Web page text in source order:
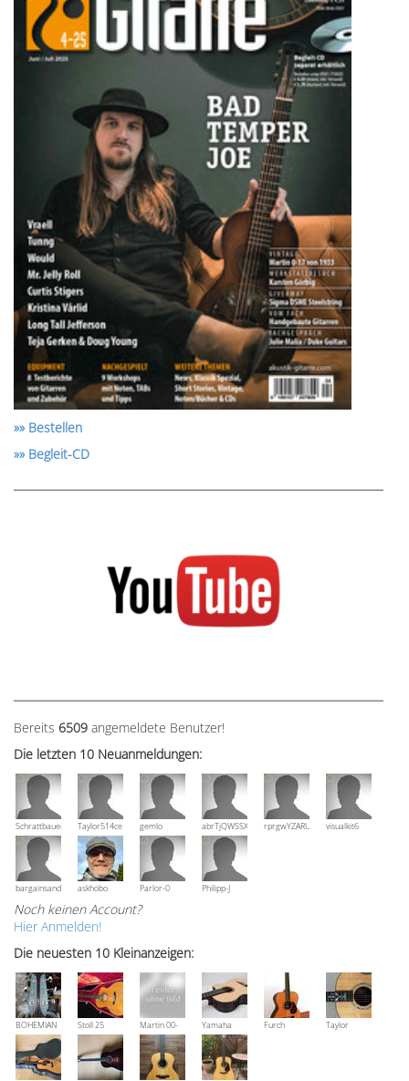
»» Bestellen
»» Begleit-CD
Bereits 6509 angemeldete Benutzer!
Die letzten 10 Neuanmeldungen:
Schrattbauer Taylor514ce gemlo abrTjQWSSXuVznPolErprgwYZARUTZQyCWESpD
visualkit6
bargainsandmoreaskhobo Parlor-0 Philipp-J
Noch keinen Account?
Hier Anmelden!
Die neuesten 10 Kleinanzeigen:
BOHEMIAN
Rozawood
Bestzustand
Stoll 25
anniversary
Martin 00-
18V, Bj 2016
Yamaha
NCX 900 R
Furch
Taylor